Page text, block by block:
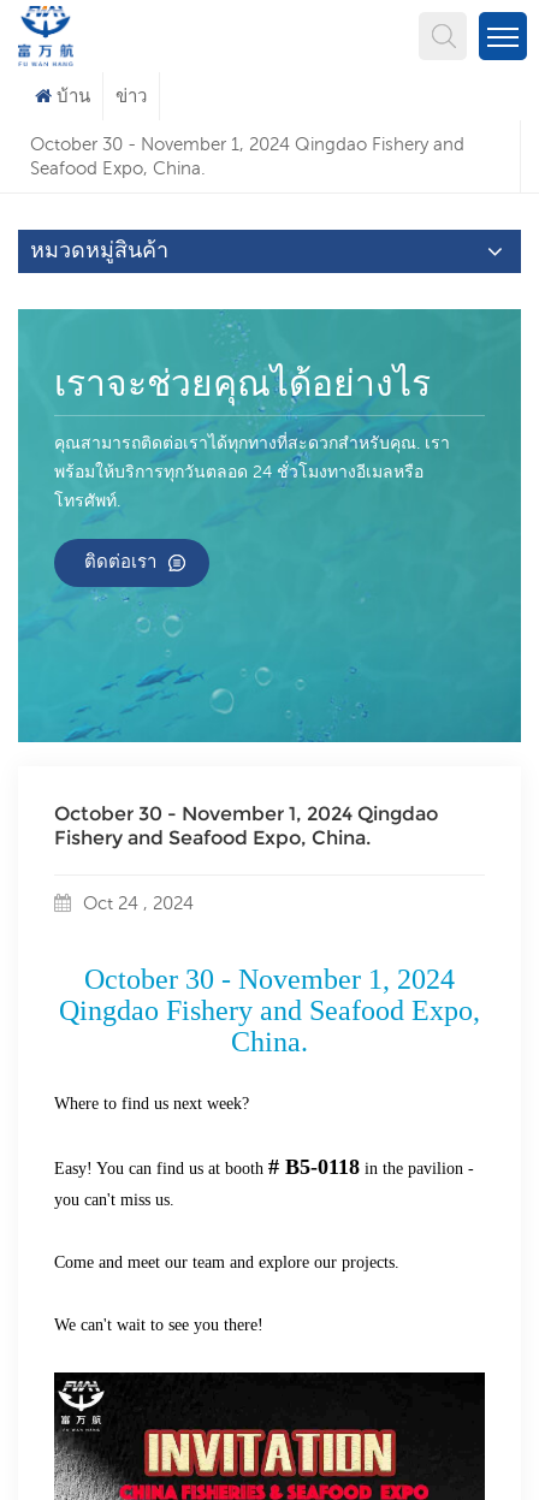
บ้าน ข่าว
October 30 - November 1, 2024 Qingdao Fishery and
Seafood Expo, China.
หมวดหมู่สินค้า
เราจะช่วยคุณได้อย่างไร
คุณสามารถติดต่อเราได้ทุกทางที่สะดวกสำหรับคุณ. เรา
พร้อมให้บริการทุกวันตลอด 24 ชั่วโมงทางอีเมลหรือ
โทรศัพท์.
ติดต่อเรา
October 30 - November 1, 2024 Qingdao
Fishery and Seafood Expo, China.
Oct 24 , 2024
October 30 - November 1, 2024
Qingdao Fishery and Seafood Expo,
China.
Where to find us next week?
Easy! You can find us at booth # B5-0118 in the pavilion -
you can't miss us.
Come and meet our team and explore our projects.
We can't wait to see you there!